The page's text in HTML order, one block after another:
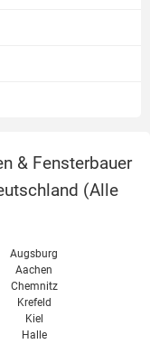
& Fensterbauer
(Alle
Augsburg
Aachen
Chemnitz
Krefeld
Kiel
Halle